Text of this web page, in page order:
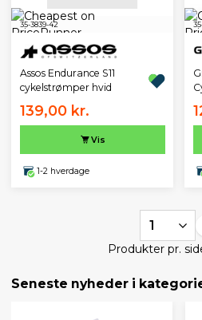
35-3839-42
Assos Endurance S11
cykelstrømper hvid
139,00 kr.
Vis
1-2 hverdage
1
Produkter pr.
Seneste nyheder i